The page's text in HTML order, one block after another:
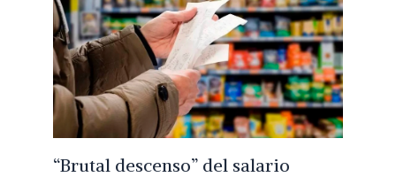
“Brutal descenso” del salario